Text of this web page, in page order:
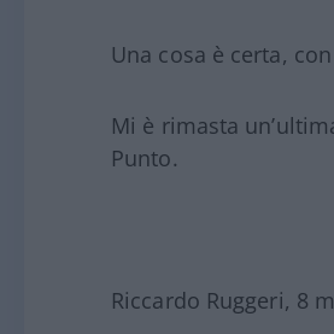
Una cosa è certa,
Mi è rimasta
Punto.
Riccardo Ruggeri, 8